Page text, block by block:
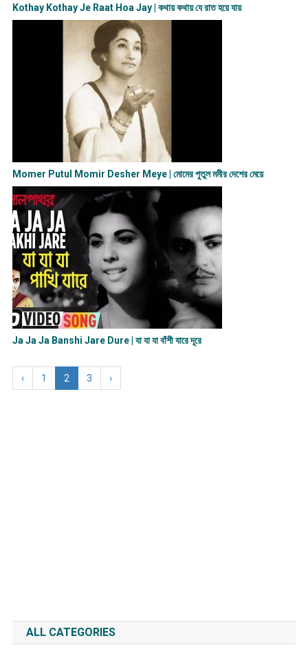
Kothay Kothay Je Raat Hoa Jay | কথায় কথায় যে রাত হয়ে যায়
Momer Putul Momir Desher Meye | মোমের পুতুল মমীর দেশের মেয়ে
Ja Ja Ja Banshi Jare Dure | যা যা যা বাঁশী যারে দূরে
‹ 1 2 3 ›
ALL CATEGORIES